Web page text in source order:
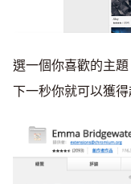
選一個你喜歡的主
下一秒你就可以獲